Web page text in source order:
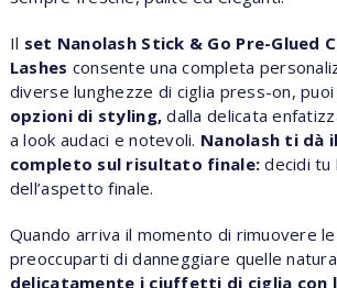
Il set Nanolash Stick & Go Pre-Glued
Lashes consente una completa
diverse lunghezze di ciglia press-on,
opzioni di styling, dalla delicata
a look audaci e notevoli. Nanolash ti dà
completo sul risultato finale:decidi tu
dell’aspetto finale.
Quando arriva il momento di rimuovere
preoccuparti di danneggiare quelle
delicatamente i ciuffetti di ciglia con